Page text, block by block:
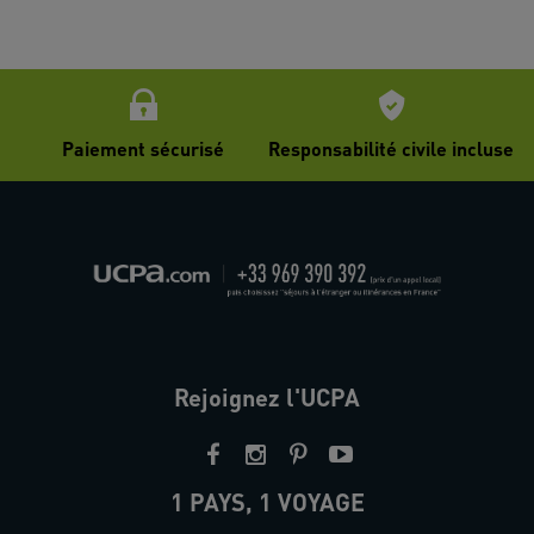
Paiement sécurisé Responsabilité civile incluse
Rejoignez l'UCPA
1 PAYS, 1 VOYAGE